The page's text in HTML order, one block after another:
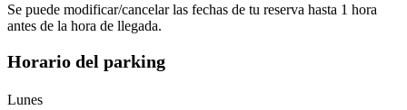
Se puede modificar/cancelar las fechas de tu reserva hasta 1 hora
antes de la hora de llegada.
Horario del parking
Lunes